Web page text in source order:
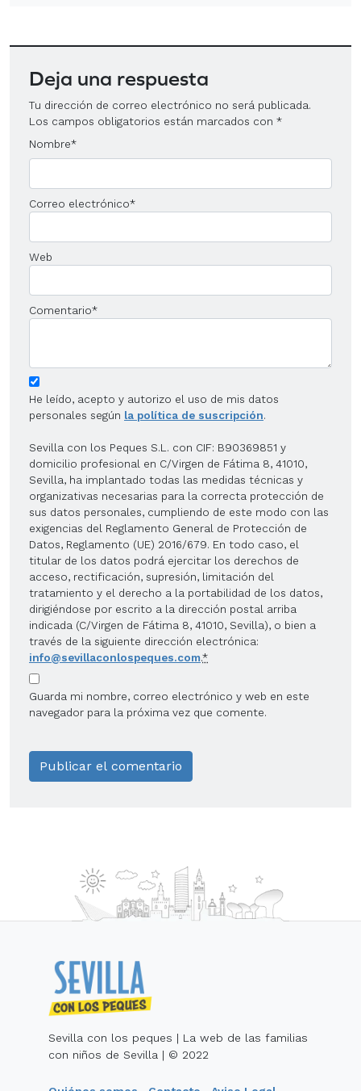
Deja una respuesta
Tu dirección de correo electrónico no será publicada.
Los campos obligatorios están marcados con *
Nombre*
Correo electrónico*
Web
Comentario*
He leído, acepto y autorizo el uso de mis datos
personales según la política de suscripción.
Sevilla con los Peques S.L. con CIF: B90369851 y
domicilio profesional en C/Virgen de Fátima 8, 41010,
Sevilla, ha implantado todas las medidas técnicas y
organizativas necesarias para la correcta protección de
sus datos personales, cumpliendo de este modo con las
exigencias del Reglamento General de Protección de
Datos, Reglamento (UE) 2016/679. En todo caso, el
titular de los datos podrá ejercitar los derechos de
acceso, rectificación, supresión, limitación del
tratamiento y el derecho a la portabilidad de los datos,
dirigiéndose por escrito a la dirección postal arriba
indicada (C/Virgen de Fátima 8, 41010, Sevilla), o bien a
través de la siguiente dirección electrónica:
info@sevillaconlospeques.com.*
Guarda mi nombre, correo electrónico y web en este
navegador para la próxima vez que comente.
Sevilla con los peques | La web de las familias
con niños de Sevilla | © 2022